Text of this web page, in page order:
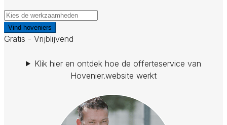
Vind hoveniers
Gratis - Vrijblijvend
Klik hier en ontdek hoe de offerteservice van
Hovenier.website werkt